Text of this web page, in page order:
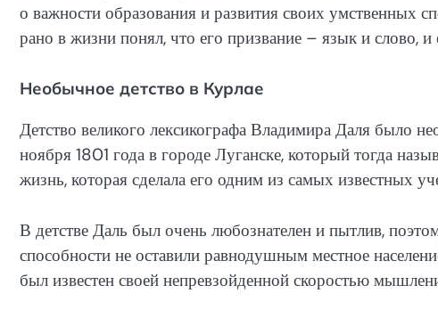
о важности образования и развития своих умственных
рано в жизни понял, что его призвание – язык и слово,
Необычное детство в Курлае
Детство великого лексикографа Владимира Даля было
ноября 1801 года в городе Луганске, который тогда
жизнь, которая сделала его одним из самых известных
В детстве Даль был очень любознателен и пытлив,
способности не оставили равнодушным местное
был известен своей непревзойденной скоростью